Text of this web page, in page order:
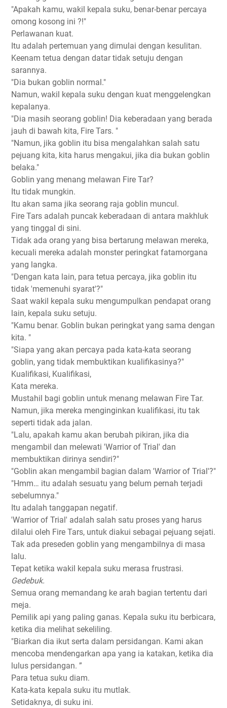
"Apakah kamu, wakil kepala suku, benar-benar percaya
omong kosong ini ?!"
Perlawanan kuat.
Itu adalah pertemuan yang dimulai dengan kesulitan.
Keenam tetua dengan datar tidak setuju dengan
sarannya.
"Dia bukan goblin normal."
Namun, wakil kepala suku dengan kuat menggelengkan
kepalanya.
"Dia masih seorang goblin! Dia keberadaan yang berada
jauh di bawah kita, Fire Tars. "
"Namun, jika goblin itu bisa mengalahkan salah satu
pejuang kita, kita harus mengakui, jika dia bukan goblin
belaka."
Goblin yang menang melawan Fire Tar?
Itu tidak mungkin.
Itu akan sama jika seorang raja goblin muncul.
Fire Tars adalah puncak keberadaan di antara makhluk
yang tinggal di sini.
Tidak ada orang yang bisa bertarung melawan mereka,
kecuali mereka adalah monster peringkat fatamorgana
yang langka.
"Dengan kata lain, para tetua percaya, jika goblin itu
tidak 'memenuhi syarat'?"
Saat wakil kepala suku mengumpulkan pendapat orang
lain, kepala suku setuju.
"Kamu benar. Goblin bukan peringkat yang sama dengan
kita. "
"Siapa yang akan percaya pada kata-kata seorang
goblin, yang tidak membuktikan kualifikasinya?"
Kualifikasi, Kualifikasi,
Kata mereka.
Mustahil bagi goblin untuk menang melawan Fire Tar.
Namun, jika mereka menginginkan kualifikasi, itu tak
seperti tidak ada jalan.
"Lalu, apakah kamu akan berubah pikiran, jika dia
mengambil dan melewati 'Warrior of Trial' dan
membuktikan dirinya sendiri?"
"Goblin akan mengambil bagian dalam 'Warrior of Trial'?"
"Hmm… itu adalah sesuatu yang belum pernah terjadi
sebelumnya."
Itu adalah tanggapan negatif.
'Warrior of Trial' adalah salah satu proses yang harus
dilalui oleh Fire Tars, untuk diakui sebagai pejuang sejati.
Tak ada preseden goblin yang mengambilnya di masa
lalu.
Tepat ketika wakil kepala suku merasa frustrasi.
Gedebuk.
Semua orang memandang ke arah bagian tertentu dari
meja.
Pemilik api yang paling ganas. Kepala suku itu berbicara,
ketika dia melihat sekeliling.
"Biarkan dia ikut serta dalam persidangan. Kami akan
mencoba mendengarkan apa yang ia katakan, ketika dia
lulus persidangan. ”
Para tetua suku diam.
Kata-kata kepala suku itu mutlak.
Setidaknya, di suku ini.